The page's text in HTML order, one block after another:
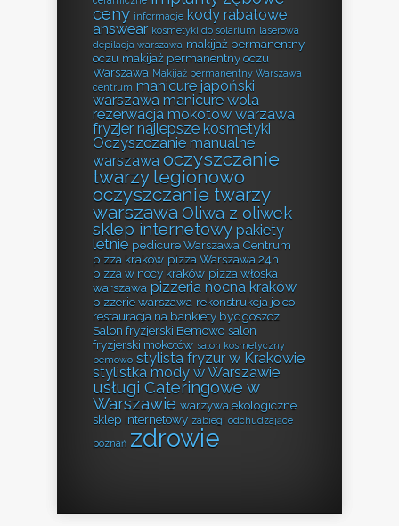
ceny informacje kody rabatowe
answear kosmetyki do solarium laserowa
depilacja warszawa makijaż permanentny
oczu makijaż permanentny oczu
Warszawa Makijaż permanentny Warszawa
centrum manicure japoński
warszawa manicure wola
rezerwacja mokotów warzawa
fryzjer najlepsze kosmetyki
Oczyszczanie manualne
warszawa oczyszczanie
twarzy legionowo
oczyszczanie twarzy
warszawa Oliwa z oliwek
sklep internetowy pakiety
letnie pedicure Warszawa Centrum
pizza kraków pizza Warszawa 24h
pizza w nocy kraków pizza włoska
warszawa pizzeria nocna kraków
pizzerie warszawa rekonstrukcja joico
restauracja na bankiety bydgoszcz
Salon fryzjerski Bemowo salon
fryzjerski mokotów salon kosmetyczny
bemowo stylista fryzur w Krakowie
stylistka mody w Warszawie
usługi Cateringowe w
Warszawie warzywa ekologiczne
sklep internetowy zabiegi odchudzające
poznań zdrowie